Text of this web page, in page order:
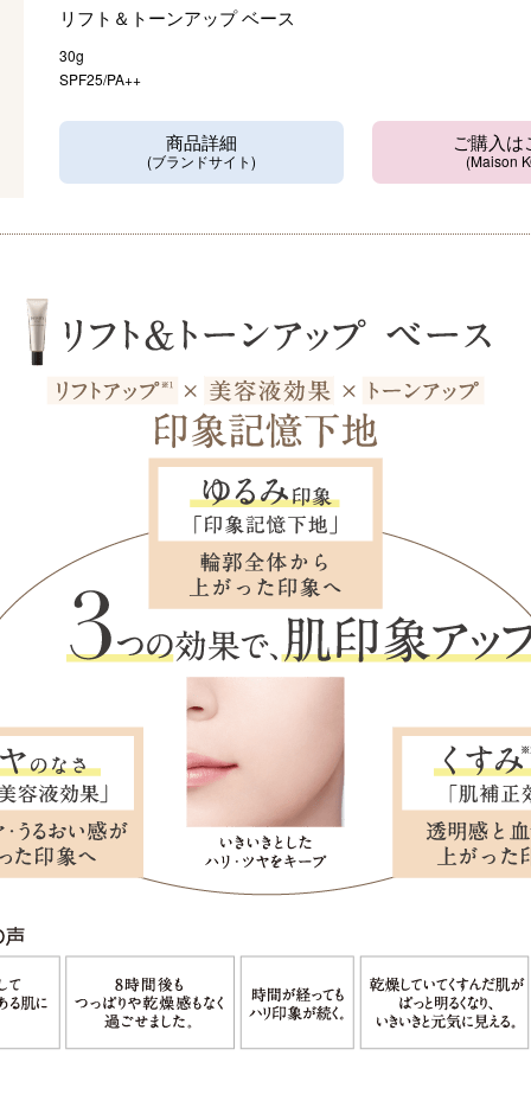
リフト＆トーンアップ ベース
30g
SPF25/PA++
商品詳細
(ブランドサイト)
ご購入は
(Maison